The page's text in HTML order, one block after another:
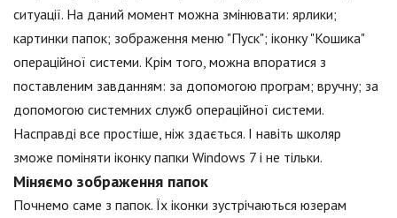
ситуації. На даний момент можна змінювати: ярлики;
картинки папок; зображення меню "Пуск"; іконку "Кошика"
операційної системи. Крім того, можна впоратися з
поставленим завданням: за допомогою програм; вручну; за
допомогою системних служб операційної системи.
Насправді все простіше, ніж здається. І навіть школяр
зможе поміняти іконку папки Windows 7 і не тільки.
Міняємо зображення папок
Почнемо саме з папок. Їх іконки зустрічаються юзерам